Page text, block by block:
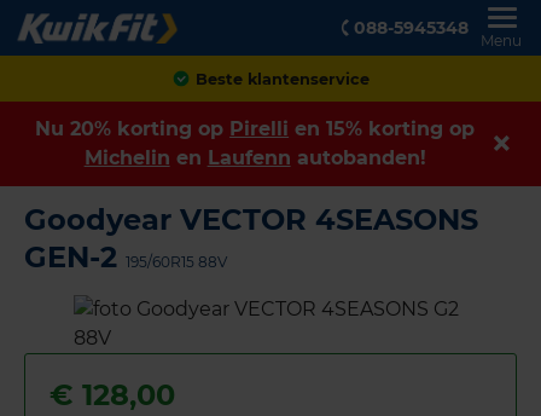
088-5945348
Menu
Achteraf betalen
Nu 20% korting op Pirelli en 15% korting op
Michelin en Laufenn autobanden!
Goodyear VECTOR 4SEASONS
GEN-2 195/60R15 88V
€ 128,00